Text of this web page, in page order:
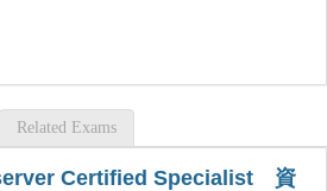
Related Exams
Certified Specialist 資